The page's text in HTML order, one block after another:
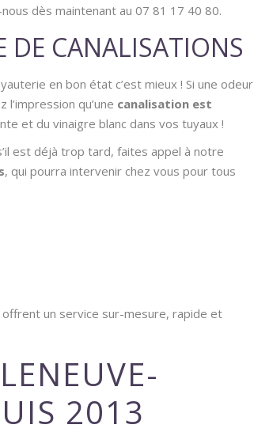
dès maintenant au 07 81 17 40 80.
DE CANALISATIONS
en bon état c’est mieux ! Si une odeur
qu’une canalisation est
et du vinaigre blanc dans vos tuyaux !
est déjà trop tard, faites appel à notre
, qui pourra intervenir chez vous pour tous
un service sur-mesure, rapide et
2013